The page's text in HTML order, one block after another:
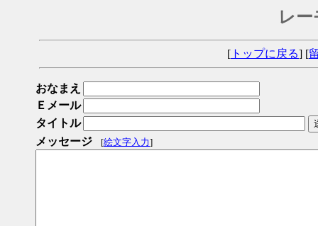
レ
[ トップに戻る] [
おなまえ
Ｅメール
タイトル
メッセージ
[絵文字入力]